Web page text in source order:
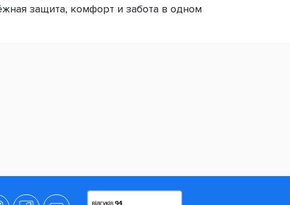
защита, комфорт и забота в одном